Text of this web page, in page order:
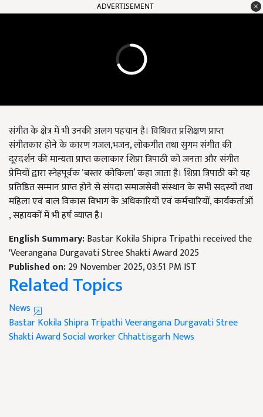
ADVERTISEMENT
संगीत के क्षेत्र में भी उनकी अलग पहचान है। विधिवत प्रशिक्षण प्राप्त
संगीतकार होने के कारण गजल,भजन, लोकगीत तथा सुगम संगीत की
दूरदर्शन की मान्यता प्राप्त कलाकार शिप्रा त्रिपाठी को जनता और संगीत
प्रेमियों द्वारा स्नेहपूर्वक ‘बस्तर कोकिला’ कहा जाता है। शिप्रा त्रिपाठी को यह
प्रतिष्ठित सम्मान प्राप्त होने से संपदा समाजसेवी संस्थान के सभी सदस्यों तथा
महिला एवं बाल विकास विभाग के अधिकारियों एवं कर्मचारियों, कार्यकर्ताओं
, सहायकों में भी हर्ष व्याप्त है।
English Summary:Bastar Kokila Shipra Tripathi received the
'Veerangana Durgavati Stree Shakti Award 2025
Published on:29 November 2025, 03:51 PM IST
Related Topics
News
Bastar KokilaShipra TripathiVeerangana Durgavati Stree
Shakti AwardSocial workerChhattisgarh News